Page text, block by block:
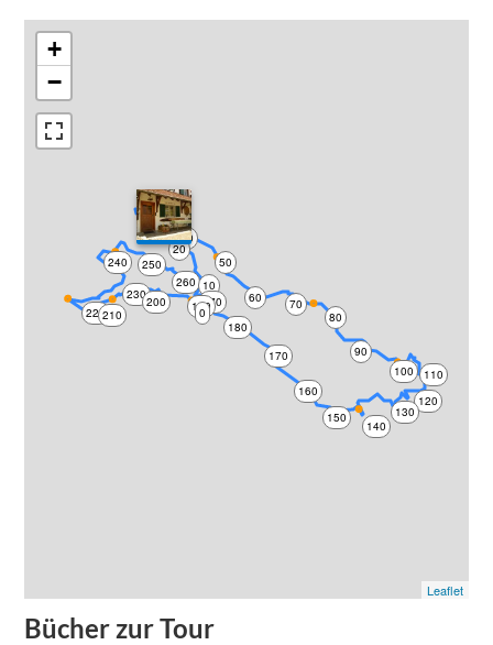
0
10
20
30
40
50
60
70
80
90
100
110
120
130
140
150
160
170
180
190
200
210
220
230
240
250
260
270
+
−
Leaflet
Bücher zur Tour